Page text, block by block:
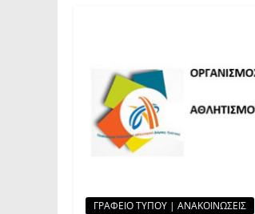
ΓΡΑΦΕΙΟ ΤΥΠΟΥ | ΑΝΑΚΟΙΝΩΣΕΙΣ